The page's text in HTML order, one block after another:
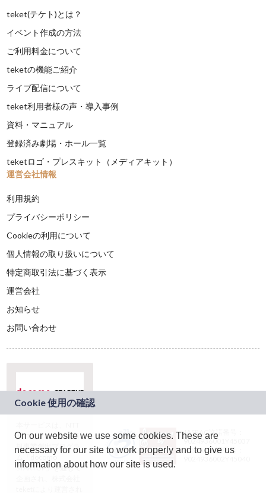
teket(テケト)とは？
イベント作成の方法
ご利用料金について
teketの機能ご紹介
ライブ配信について
teket利用者様の声・導入事例
資料・マニュアル
登録済み劇場・ホール一覧
teketロゴ・プレスキット（メディアキット）
運営会社情報
利用規約
プライバシーポリシー
Cookieの利用について
個人情報の取り扱いについて
特定商取引法に基づく表示
運営会社
お知らせ
お問い合わせ
ドコモグループの新
規事業創出プログラ
ム「docomo
STARTUP」を通じて
JASRAC許諾番号：
9024936001Y45037
JASRAC許諾番号：
On our website we use some cookies. These are
necessary for our site to work properly and to give us
information about how our site is used.